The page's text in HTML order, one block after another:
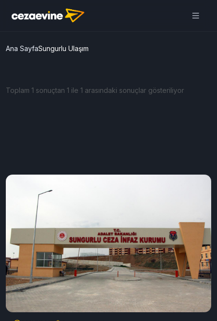
Ana SayfaSungurlu Ulaşım
Toplam 1 sonuçtan 1 ile 1 arasındaki sonuçlar gösteriliyor